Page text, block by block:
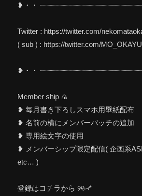
❥・・
Twitter : https://twitter.com/
( sub ) : https://twitter.com/
❥・・
Member ship 🍙
❥ 毎月書き下ろしスマホ用壁紙配布
❥ 名前の横にメンバーバッチの追加
❥ 専用絵文字の使用
❥ メンバーシップ限定配信( 企画系
etc… )
登録はコチラから ୨୧⑅*